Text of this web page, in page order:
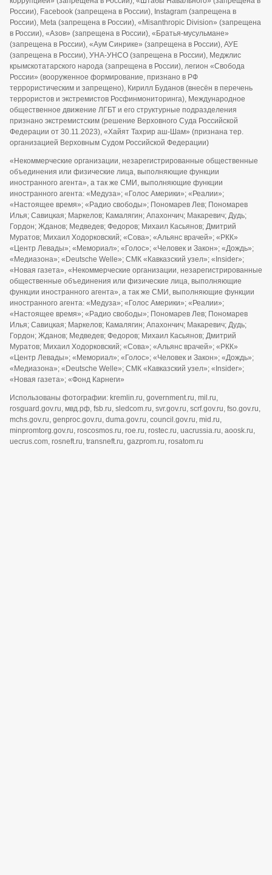
России), Facebook (запрещена в России), Instagram (запрещена в
России), Meta (запрещена в России), «Misanthropic Division» (запрещена
в России), «Азов» (запрещена в России), «Братья-мусульмане»
(запрещена в России), «Аум Синрике» (запрещена в России), АУЕ
(запрещена в России), УНА-УНСО (запрещена в России), Меджлис
крымскотатарского народа (запрещена в России), легион «Свобода
России» (вооруженное формирование, признано в РФ
террористическим и запрещено), Кирилл Буданов (внесён в перечень
террористов и экстремистов Росфинмониторинга), Международное
общественное движение ЛГБТ и его структурные подразделения
признано экстремистским (решение Верховного Суда Российской
Федерации от 30.11.2023), «Хайят Тахрир аш-Шам» (признана тер.
организацией Верховным Судом Российской Федерации)
«Некоммерческие организации, незарегистрированные общественные
объединения или физические лица, выполняющие функции
иностранного агента», а так же СМИ, выполняющие функции
иностранного агента: «Медуза»; «Голос Америки»; «Реалии»;
«Настоящее время»; «Радио свободы»; Пономарев Лев; Пономарев
Илья; Савицкая; Маркелов; Камалягин; Апахончич; Макаревич; Дудь;
Гордон; Жданов; Медведев; Федоров; Михаил Касьянов; Дмитрий
Муратов; Михаил Ходорковский; «Сова»; «Альянс врачей»; «РКК»
«Центр Левады»; «Мемориал»; «Голос»; «Человек и Закон»; «Дождь»;
«Медиазона»; «Deutsche Welle»; СМК «Кавказский узел»; «Insider»;
«Новая газета», «Некоммерческие организации, незарегистрированные
общественные объединения или физические лица, выполняющие
функции иностранного агента», а так же СМИ, выполняющие функции
иностранного агента: «Медуза»; «Голос Америки»; «Реалии»;
«Настоящее время»; «Радио свободы»; Пономарев Лев; Пономарев
Илья; Савицкая; Маркелов; Камалягин; Апахончич; Макаревич; Дудь;
Гордон; Жданов; Медведев; Федоров; Михаил Касьянов; Дмитрий
Муратов; Михаил Ходорковский; «Сова»; «Альянс врачей»; «РКК»
«Центр Левады»; «Мемориал»; «Голос»; «Человек и Закон»; «Дождь»;
«Медиазона»; «Deutsche Welle»; СМК «Кавказский узел»; «Insider»;
«Новая газета»; «Фонд Карнеги»
Использованы фотографии: kremlin.ru, government.ru, mil.ru,
rosguard.gov.ru, мвд.рф, fsb.ru, sledcom.ru, svr.gov.ru, scrf.gov.ru, fso.gov.ru,
mchs.gov.ru, genproc.gov.ru, duma.gov.ru, council.gov.ru, mid.ru,
minpromtorg.gov.ru, roscosmos.ru, roe.ru, rostec.ru, uacrussia.ru, aoosk.ru,
uecrus.com, rosneft.ru, transneft.ru, gazprom.ru, rosatom.ru